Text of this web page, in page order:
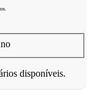
disponíveis.